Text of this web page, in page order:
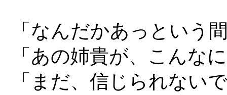
「なんだかあっという
「あの姉貴が、こんな
「まだ、信じられない